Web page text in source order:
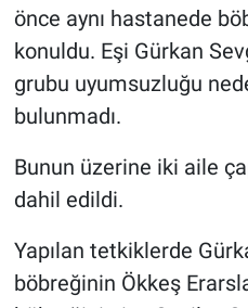
önce aynı hastanede
konuldu. Eşi Gürkan
grubu uyumsuzluğu
bulunmadı.
Bunun üzerine iki aile
dahil edildi.
Yapılan tetkiklerde
böbreğinin Ökkeş